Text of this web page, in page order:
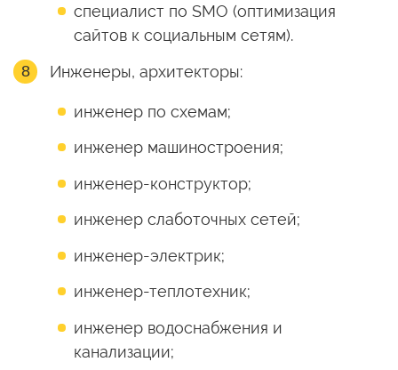
специалист по SMO (оптимизация
сайтов к социальным сетям).
Инженеры, архитекторы:
инженер по схемам;
инженер машиностроения;
инженер-конструктор;
инженер слаботочных сетей;
инженер-электрик;
инженер-теплотехник;
инженер водоснабжения и
канализации;